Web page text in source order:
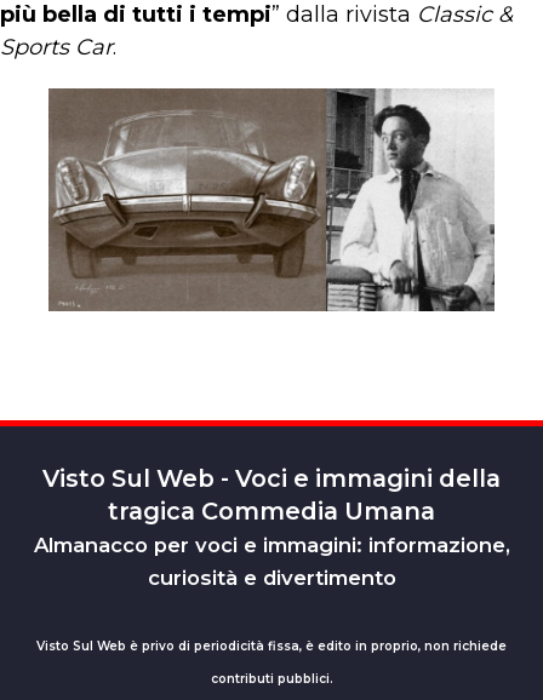
più bella di tutti i tempi” dalla rivista Classic &
Sports Car.
Visto Sul Web - Voci e immagini della
tragica Commedia Umana
Almanacco per voci e immagini: informazione,
curiosità e divertimento
Visto Sul Web è privo di periodicità fissa, è edito in proprio, non richiede
contributi pubblici.